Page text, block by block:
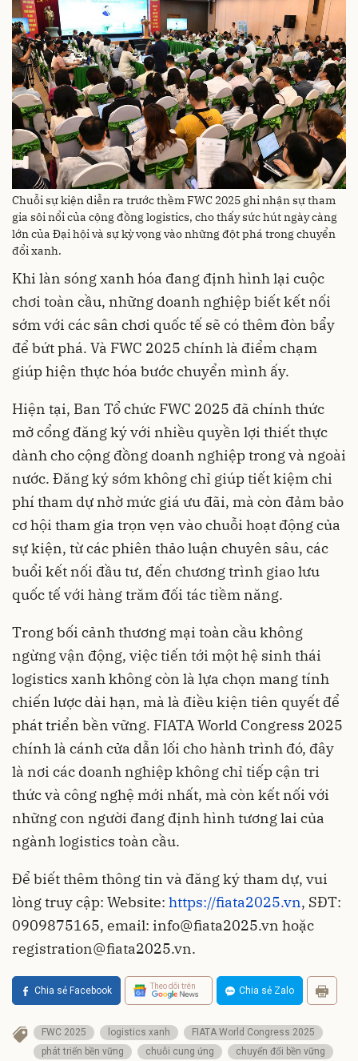
Chuỗi sự kiện diễn ra trước thềm FWC 2025 ghi nhận sự tham
gia sôi nổi của cộng đồng logistics, cho thấy sức hút ngày càng
lớn của Đại hội và sự kỳ vọng vào những đột phá trong chuyển
đổi xanh.
Khi làn sóng xanh hóa đang định hình lại cuộc
chơi toàn cầu, những doanh nghiệp biết kết nối
sớm với các sân chơi quốc tế sẽ có thêm đòn bẩy
để bứt phá. Và FWC 2025 chính là điểm chạm
giúp hiện thực hóa bước chuyển mình ấy.
Hiện tại, Ban Tổ chức FWC 2025 đã chính thức
mở cổng đăng ký với nhiều quyền lợi thiết thực
dành cho cộng đồng doanh nghiệp trong và ngoài
nước. Đăng ký sớm không chỉ giúp tiết kiệm chi
phí tham dự nhờ mức giá ưu đãi, mà còn đảm bảo
cơ hội tham gia trọn vẹn vào chuỗi hoạt động của
sự kiện, từ các phiên thảo luận chuyên sâu, các
buổi kết nối đầu tư, đến chương trình giao lưu
quốc tế với hàng trăm đối tác tiềm năng.
Trong bối cảnh thương mại toàn cầu không
ngừng vận động, việc tiến tới một hệ sinh thái
logistics xanh không còn là lựa chọn mang tính
chiến lược dài hạn, mà là điều kiện tiên quyết để
phát triển bền vững. FIATA World Congress 2025
chính là cánh cửa dẫn lối cho hành trình đó, đây
là nơi các doanh nghiệp không chỉ tiếp cận tri
thức và công nghệ mới nhất, mà còn kết nối với
những con người đang định hình tương lai của
ngành logistics toàn cầu.
Để biết thêm thông tin và đăng ký tham dự, vui
lòng truy cập: Website: https://fiata2025.vn, SĐT:
0909875165, email: info@fiata2025.vn hoặc
registration@fiata2025.vn.
Chia sẻ Facebook Theo dõi trên Chia sẻ Zalo
FWC 2025 logistics xanh
FIATA World Congress 2025
phát triển bền vững
chuỗi cung ứng chuyển đổi bền vững